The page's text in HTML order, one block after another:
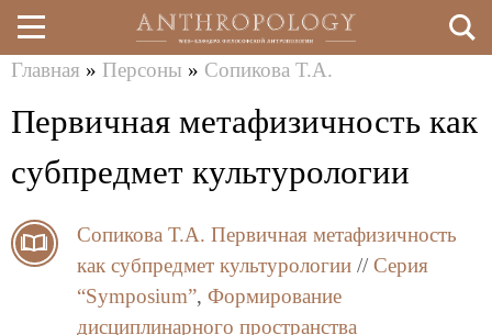
Перейти
к
здесь
Главная » Персоны » Сопикова Т.А.
Первичная метафизичность как
субпредмет культурологии
Сопикова Т.А. Первичная метафизичность
как субпредмет культурологии // Серия
“Symposium”, Формирование
дисциплинарного пространства